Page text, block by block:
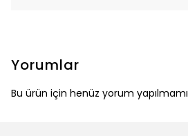
Yorumlar
Bu ürün için henüz yorum